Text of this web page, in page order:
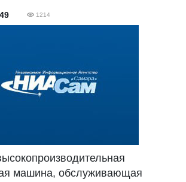
1214
машина, обслуживающая